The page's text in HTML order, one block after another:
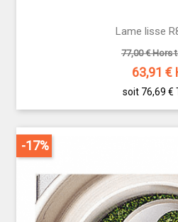
Lame lisse
77,00 € Hors
63,91 €
soit 76,69 €
-17%